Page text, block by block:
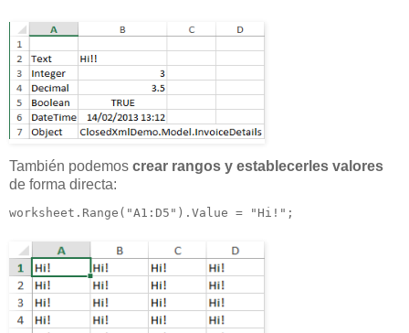
También podemos crear rangos y establecerles valores
de forma directa:
worksheet.Range("A1:D5").Value = "Hi!";